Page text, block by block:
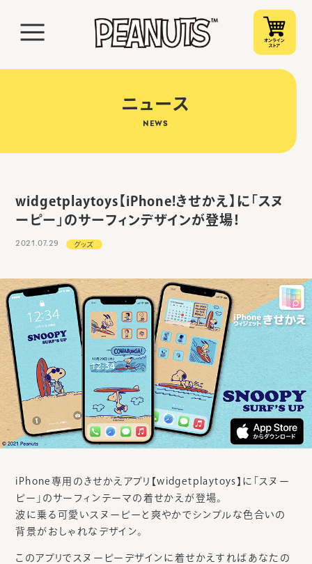
ニュース
NEWS
widgetplaytoys【iPhone!きせかえ】に「スヌ
ーピー」のサーフィンデザインが登場！
2021.07.29 グッズ
iPhone専用のきせかえアプリ【widgetplaytoys】に「スヌー
ピー」のサーフィンテーマの着せかえが登場。
波に乗る可愛いスヌーピーと爽やかでシンプルな色合いの
背景がおしゃれなデザイン。
このアプリでスヌーピーデザインに着せかえすればあなたの